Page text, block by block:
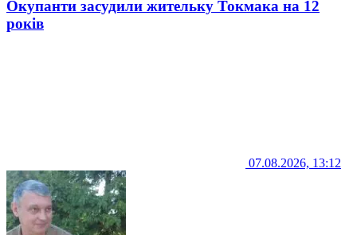
Окупанти засудили жительку Токмака на 12
років
07.08.2026, 13:12